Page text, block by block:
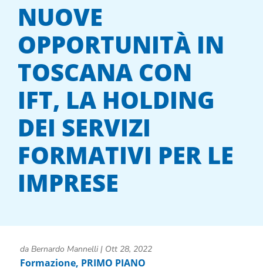
NUOVE
OPPORTUNITÀ IN
TOSCANA CON
IFT, LA HOLDING
DEI SERVIZI
FORMATIVI PER LE
IMPRESE
da Bernardo Mannelli| Ott 28, 2022
Formazione, PRIMO PIANO